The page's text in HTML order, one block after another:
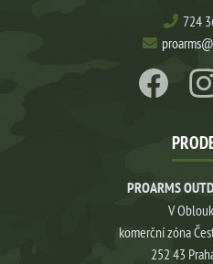
724
PROARMS
V
komerční zóna
252 43